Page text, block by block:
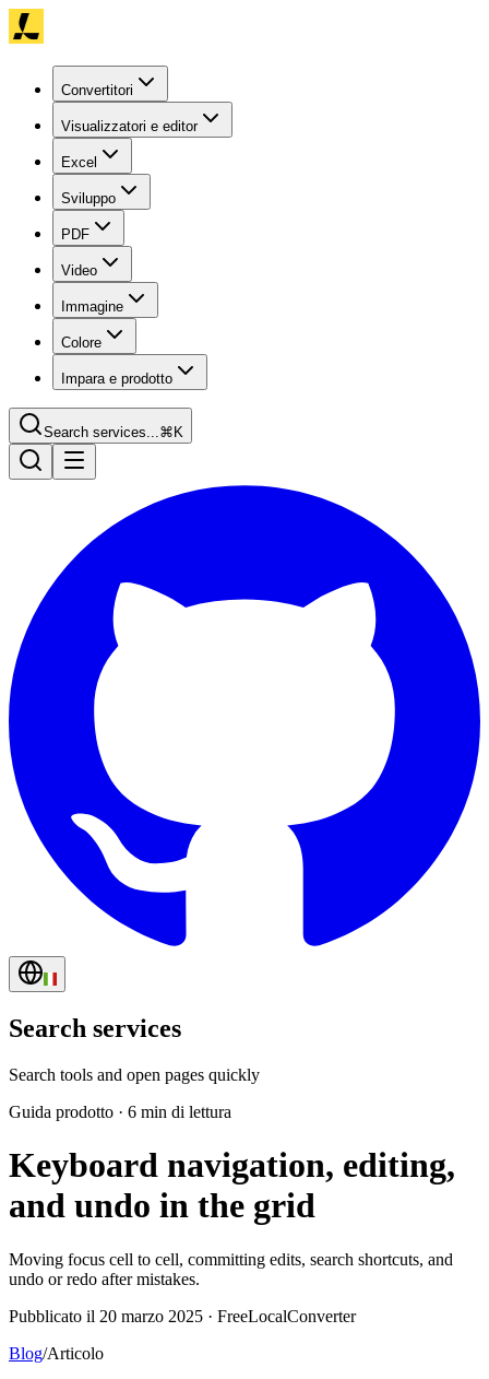
Convertitori
Visualizzatori e editor
Excel
Sviluppo
PDF
Video
Immagine
Colore
Impara e prodotto
Search services...⌘K
Search services
Search tools and open pages quickly
Guida prodotto · 6 min di lettura
Keyboard navigation, editing,
and undo in the grid
Moving focus cell to cell, committing edits, search shortcuts, and
undo or redo after mistakes.
Pubblicato il 20 marzo 2025 · FreeLocalConverter
Blog/Articolo